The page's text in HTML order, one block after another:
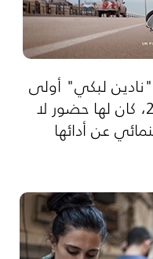
"نادين لبكي" أولى
خطواتها الفنية في عام 2005، كان لها حضور لا
عن أدائها